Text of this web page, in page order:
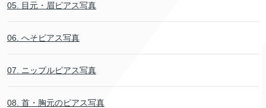
05. 目元・眉ピアス写真
06. へそピアス写真
07. ニップルピアス写真
08. 首・胸元のピアス写真